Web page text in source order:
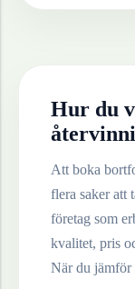
Hur du
Att boka
flera saker att
företag som
kvalitet, pris
När du jämför